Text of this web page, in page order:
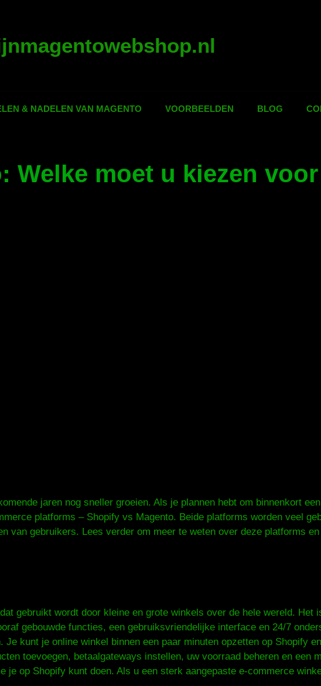
& NADELEN VAN MAGENTO VOORBEELDEN BLOG
Welke moet u kiezen
jaren nog sneller groeien. Als je plannen hebt om binnenkort
platforms – Shopify vs Magento. Beide platforms worden veel
van gebruikers. Lees verder om meer te weten over deze platforms
gebruikt wordt door kleine en grote winkels over de hele wereld. Het
gebouwde functies, een gebruiksvriendelijke interface en 24/7
kunt je online winkel binnen een paar minuten opzetten op Shopify
toevoegen, betaalgateways instellen, uw voorraad beheren en een
je op Shopify kunt doen. Als u een sterk aangepaste e-commerce